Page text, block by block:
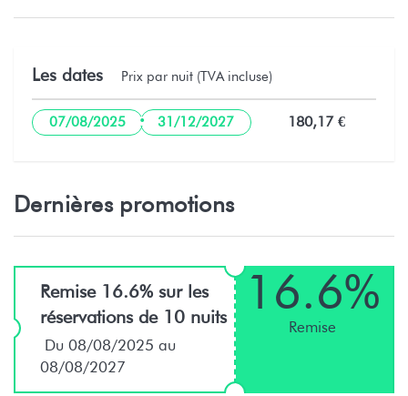
Les dates Prix par nuit (TVA incluse)
07/08/2025 · 31/12/2027 180,17 €
Dernières promotions
Remise 16.6% sur les
réservations de 10 nuits
Du 08/08/2025 au
08/08/2027
16.6%
Remise